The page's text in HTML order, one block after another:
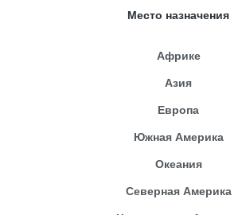
Место назначения
Африке
Азия
Европа
Южная Америка
Океания
Северная Америка